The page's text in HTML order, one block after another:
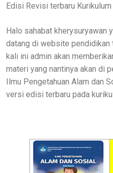
Edisi Revisi terbaru
Halo sahabat kherysuryawan
datang di website pendidikan
kali ini admin akan
materi yang nantinya akan di
Ilmu Pengetahuan Alam dan
versi edisi terbaru pada